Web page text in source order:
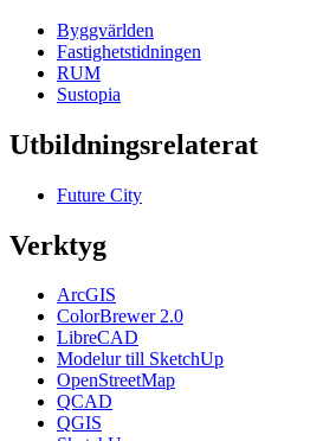
Byggvärlden
Fastighetstidningen
RUM
Sustopia
Utbildningsrelaterat
Future City
Verktyg
ArcGIS
ColorBrewer 2.0
LibreCAD
Modelur till SketchUp
OpenStreetMap
QCAD
QGIS